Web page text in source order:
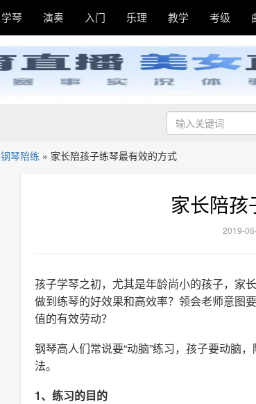
学琴 演奏 入门 乐理 教学 考级
钢琴陪练 » 家长陪孩子练琴最有效的方式
家长陪孩
2019-
孩子学琴之初，尤其是年龄尚小的孩子，家
做到练琴的好效果和高效率？领会老师意图
值的有效劳动？
钢琴高人们常说要“动脑”练习，孩子要动脑
法。
1、练习的目的